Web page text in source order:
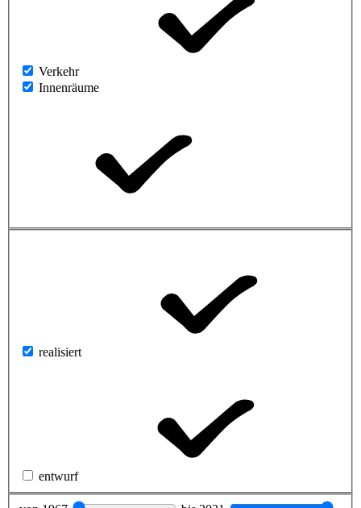
Verkehr
Innenräume
realisiert
entwurf